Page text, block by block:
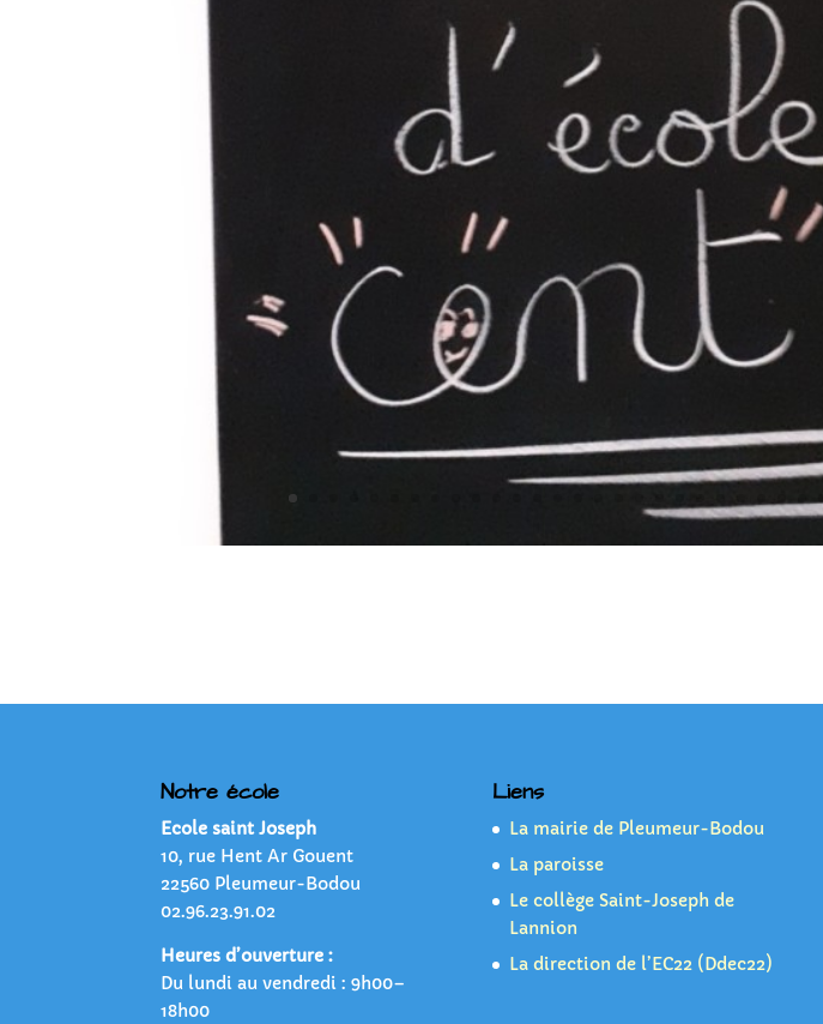
Notre école
Ecole saint Joseph
10, rue Hent Ar Gouent
22560 Pleumeur-Bodou
02.96.23.91.02
Heures d’ouverture :
Du lundi au vendredi : 9h00–
18h00
Liens
La mairie de Pleumeur-Bodou
La paroisse
Le collège Saint-Joseph de
Lannion
La direction de l’EC22 (Ddec22)